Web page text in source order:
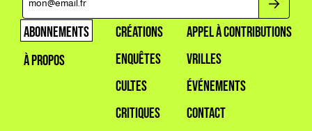
ABONNEMENTS
À PROPOS
CRÉATIONS
ENQUÊTES
CULTES
CRITIQUES
APPEL À CONTRIBUTIONS
VRILLES
ÉVÉNEMENTS
CONTACT